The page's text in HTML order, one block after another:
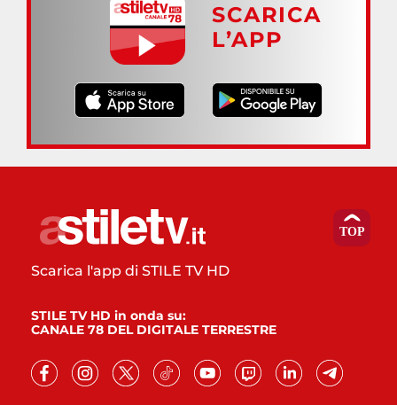
SCARICA
L’APP
Scarica l'app di STILE TV HD
STILE TV HD in onda su:
CANALE 78 DEL DIGITALE TERRESTRE